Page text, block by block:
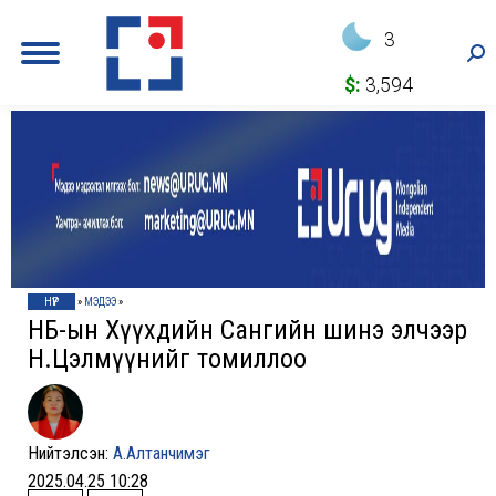
3
$: 3,594
НҮҮР » МЭДЭЭ»
НҮБ-ын Хүүхдийн Сангийн шинэ элчээр
Н.Цэлмүүнийг томиллоо
Нийтэлсэн: А.Алтанчимэг
2025.04.25 10:28